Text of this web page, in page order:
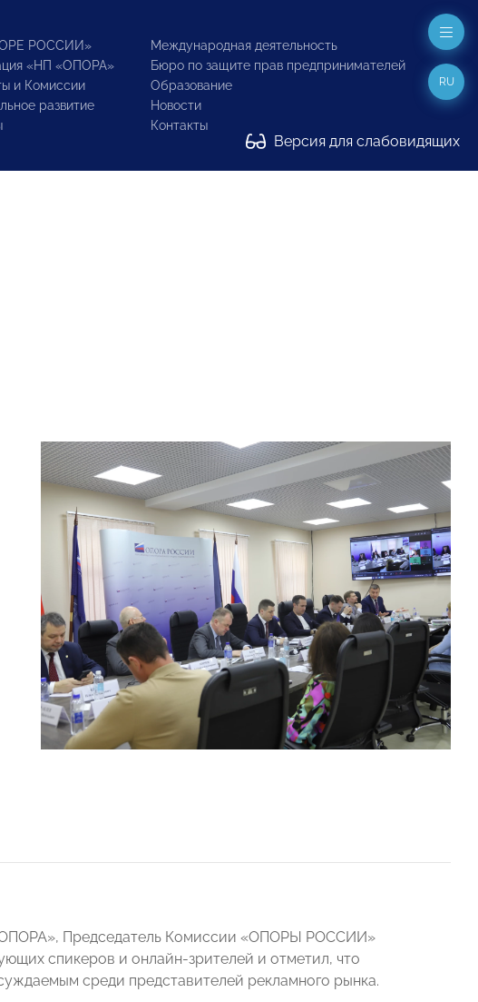
РОССИИ»
«НП «ОПОРА»
и Комиссии
развитие
Международная деятельность
Бюро по защите прав предпринимателей
Образование
Новости
Контакты
Версия для слабовидящих
RU
Председатель Комиссии «ОПОРЫ РОССИИ»
спикеров и онлайн-зрителей и отметил, что
среди представителей рекламного рынка.